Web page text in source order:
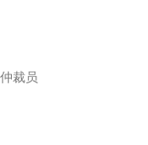
裁员